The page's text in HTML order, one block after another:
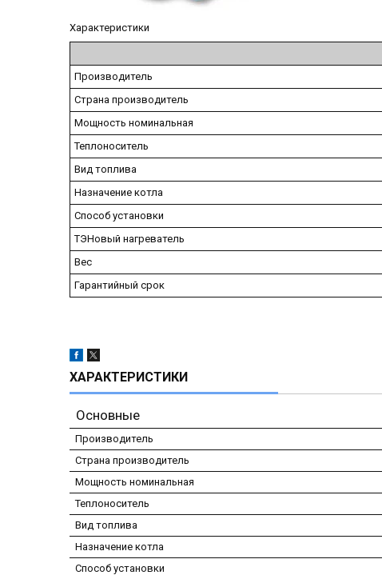
Характеристики
Производитель
Страна производитель
Мощность номинальная
Теплоноситель
Вид топлива
Назначение котла
Способ установки
ТЭНовый нагреватель
Вес
Гарантийный срок
ХАРАКТЕРИСТИКИ
Основные
Производитель
Страна производитель
Мощность номинальная
Теплоноситель
Вид топлива
Назначение котла
Способ установки